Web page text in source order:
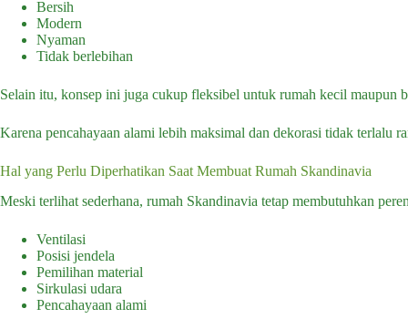
Bersih
Modern
Nyaman
Tidak berlebihan
Selain itu, konsep ini juga cukup fleksibel untuk rumah kecil maupun
Karena pencahayaan alami lebih maksimal dan dekorasi tidak terlalu
Hal yang Perlu Diperhatikan Saat Membuat Rumah Skandinavia
Meski terlihat sederhana, rumah Skandinavia tetap membutuhkan
Ventilasi
Posisi jendela
Pemilihan material
Sirkulasi udara
Pencahayaan alami